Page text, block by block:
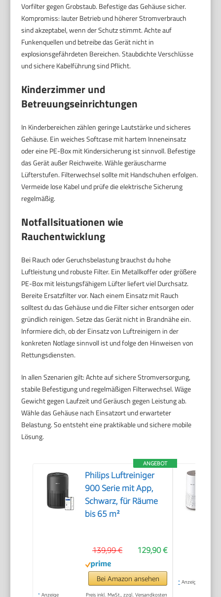
Vorfilter gegen Grobstaub. Befestige das Gehäuse sicher.
Kompromiss: lauter Betrieb und höherer Stromverbrauch
sind akzeptabel, wenn der Schutz stimmt. Achte auf
Funkenquellen und betreibe das Gerät nicht in
explosionsgefährdeten Bereichen. Staubdichte Verschlüsse
und sichere Kabelführung sind Pflicht.
Kinderzimmer und
Betreuungseinrichtungen
In Kinderbereichen zählen geringe Lautstärke und sicheres
Gehäuse. Ein weiches Softcase mit hartem Inneneinsatz
oder eine PE-Box mit Kindersicherung ist sinnvoll. Befestige
das Gerät außer Reichweite. Wähle geräuscharme
Lüfterstufen. Filterwechsel sollte mit Handschuhen erfolgen.
Vermeide lose Kabel und prüfe die elektrische Sicherung
regelmäßig.
Notfallsituationen wie
Rauchentwicklung
Bei Rauch oder Geruchsbelastung brauchst du hohe
Luftleistung und robuste Filter. Ein Metallkoffer oder größere
PE-Box mit leistungsfähigem Lüfter liefert viel Durchsatz.
Bereite Ersatzfilter vor. Nach einem Einsatz mit Rauch
solltest du das Gehäuse und die Filter sicher entsorgen oder
gründlich reinigen. Setze das Gerät nicht in Brandnähe ein.
Informiere dich, ob der Einsatz von Luftreinigern in der
konkreten Notlage sinnvoll ist und folge den Hinweisen von
Rettungsdiensten.
In allen Szenarien gilt: Achte auf sichere Stromversorgung,
stabile Befestigung und regelmäßigen Filterwechsel. Wäge
Gewicht gegen Laufzeit und Geräusch gegen Leistung ab.
Wähle das Gehäuse nach Einsatzort und erwarteter
Belastung. So entsteht eine praktikable und sichere mobile
Lösung.
ANGEBOT
Philips Luftreiniger
900 Serie mit App,
Schwarz, für Räume
bis 65 m²
129,90 €
139,99 €
Bei Amazon ansehen
* Anzeige Preis inkl. MwSt., zzgl. Versandkosten
* Anzeige